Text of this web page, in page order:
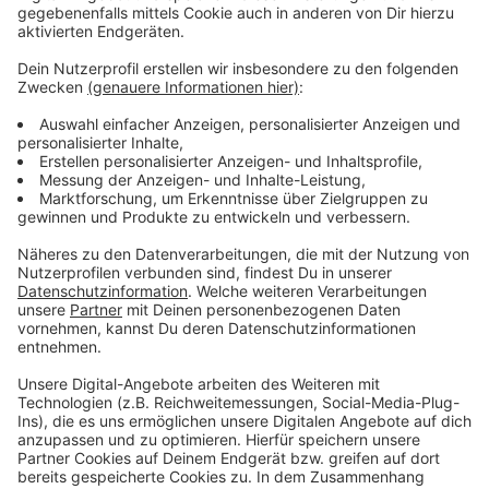
stehen Bewerbungen für 2036, 2040 oder 2044.
Anzeige
Weitere Meldungen aus unserer Stadt
Anzeige
Klinikum Leverkusen weitet Notfallversorgung aus
Brand in den Luminaden: Feuerwehr Leverkusen im
Einsatz
Meisterschaftsfinale
Anzeige